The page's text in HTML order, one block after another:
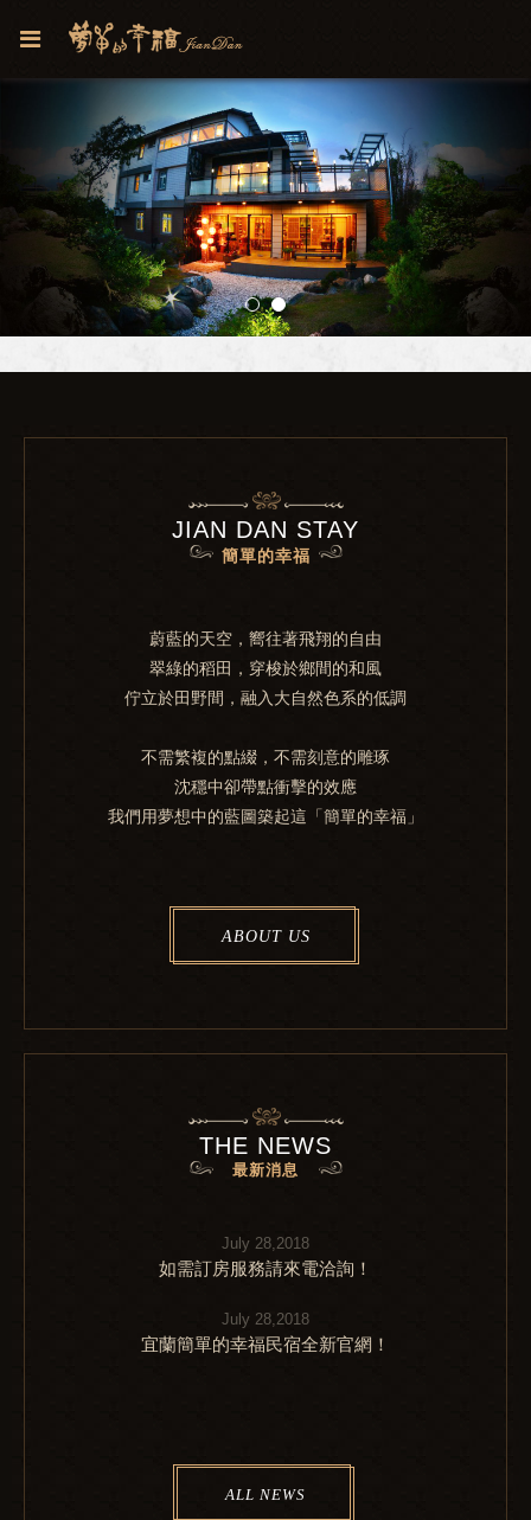
JIAN DAN STAY
簡單的幸福
蔚藍的天空，嚮往著飛翔的自由
翠綠的稻田，穿梭於鄉間的和風
佇立於田野間，融入大自然色系的低調
不需繁複的點綴，不需刻意的雕琢
沈穩中卻帶點衝擊的效應
我們用夢想中的藍圖築起這「簡單的幸福」
ABOUT US
THE NEWS
最新消息
July 28,2018
如需訂房服務請來電洽詢！
July 28,2018
宜蘭簡單的幸福民宿全新官網！
ALL NEWS